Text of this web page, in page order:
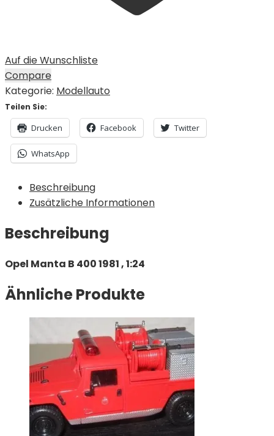
Auf die Wunschliste
Compare
Kategorie: Modellauto
Teilen Sie:
Drucken Facebook Twitter
WhatsApp
Beschreibung
Zusätzliche Informationen
Beschreibung
Opel Manta B 400 1981 , 1:24
Ähnliche Produkte